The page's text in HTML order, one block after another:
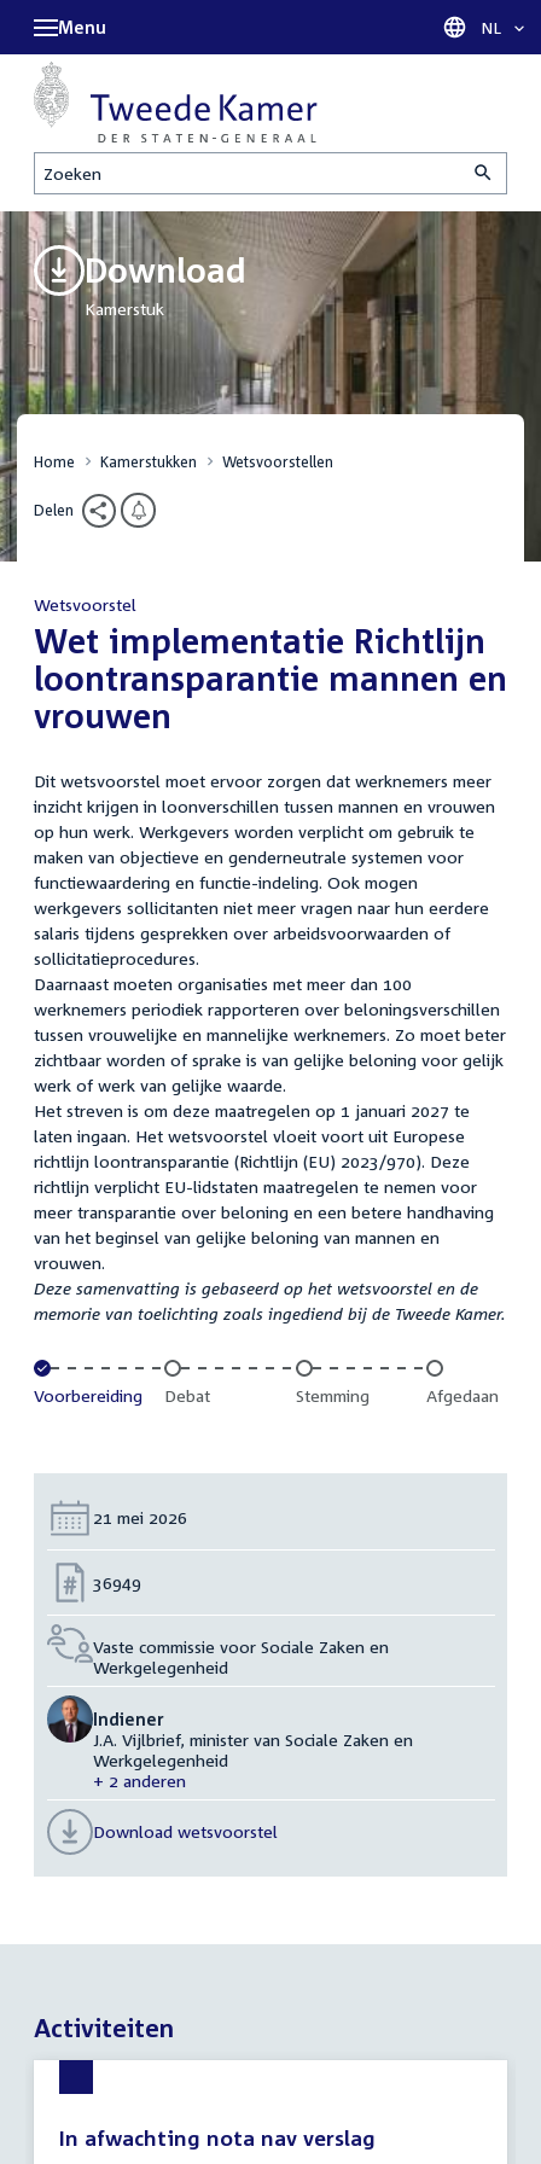
Zoeken
Menu Taal
NL
Download
Kamerstuk
Home Kamerstukken Wetsvoorstellen
Delen
Wetsvoorstel
:Wet implementatie Richtlijn
loontransparantie mannen en
vrouwen
Dit wetsvoorstel moet ervoor zorgen dat werknemers meer
inzicht krijgen in loonverschillen tussen mannen en vrouwen
op hun werk. Werkgevers worden verplicht om gebruik te
maken van objectieve en genderneutrale systemen voor
functiewaardering en functie-indeling. Ook mogen
werkgevers sollicitanten niet meer vragen naar hun eerdere
salaris tijdens gesprekken over arbeidsvoorwaarden of
sollicitatieprocedures.
Daarnaast moeten organisaties met meer dan 100
werknemers periodiek rapporteren over beloningsverschillen
tussen vrouwelijke en mannelijke werknemers. Zo moet beter
zichtbaar worden of sprake is van gelijke beloning voor gelijk
werk of werk van gelijke waarde.
Het streven is om deze maatregelen op 1 januari 2027 te
laten ingaan. Het wetsvoorstel vloeit voort uit Europese
richtlijn loontransparantie (Richtlijn (EU) 2023/970). Deze
richtlijn verplicht EU-lidstaten maatregelen te nemen voor
meer transparantie over beloning en een betere handhaving
van het beginsel van gelijke beloning van mannen en
vrouwen.
Deze samenvatting is gebaseerd op het wetsvoorstel en de
memorie van toelichting zoals ingediend bij de Tweede Kamer.
Voltooid:
Voorbereiding Onvoltooid:
Debat Onvoltooid:
Stemming Onvoltooid:
Afgedaan
Datum:
21 mei 2026
Nummer:
36949
Vaste commissie voor Sociale Zaken en
Werkgelegenheid
Indiener
J.A. Vijlbrief, minister van Sociale Zaken en
Werkgelegenheid
+ 2 anderen
Download wetsvoorstel
Activiteiten
In afwachting nota nav verslag